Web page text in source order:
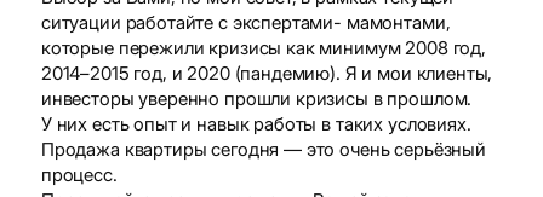
ситуации работайте с экспертами- мамонтами,
которые пережили кризисы как минимум 2008 год,
2014–2015 год, и 2020 (пандемию). Я и мои клиенты,
инвесторы уверенно прошли кризисы в прошлом.
У них есть опыт и навык работы в таких условиях.
Продажа квартиры сегодня — это очень серьёзный
процесс.